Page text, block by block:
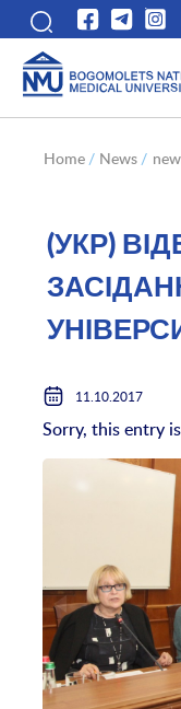
Home / News /
(УКР)
11.10.2017
Sorry, this entry